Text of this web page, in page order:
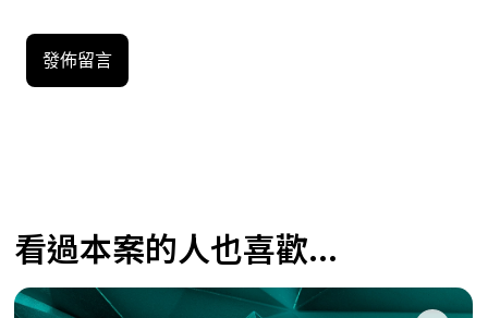
看過本案的人也喜歡...